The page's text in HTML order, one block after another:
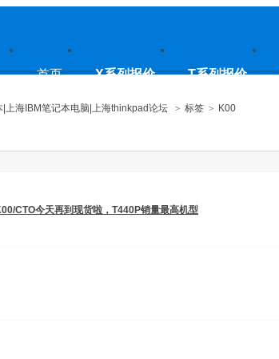
首页 X系列报价 T系列报价
海IBM笔记本电脑|上海thinkpad论坛 > 标签 > K00
CTO今天再到现货啦，T440P销量最高机型